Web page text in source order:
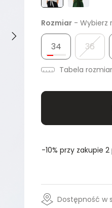
Rozmiar - Wybierz
34 36
Tabela
-10% przy zakupie
Dostępność w